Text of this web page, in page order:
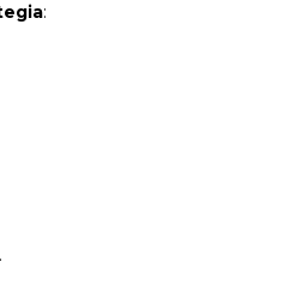
: